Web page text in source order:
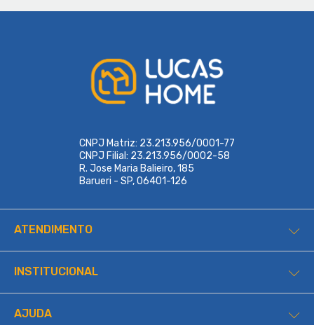
CNPJ Matriz: 23.213.956/0001-77
CNPJ Filial: 23.213.956/0002-58
R. Jose Maria Balieiro, 185
Barueri - SP, 06401-126
ATENDIMENTO
INSTITUCIONAL
AJUDA